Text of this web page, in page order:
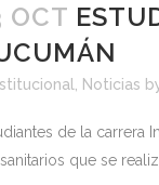
OCT
, Noticias
de la carrera
que se